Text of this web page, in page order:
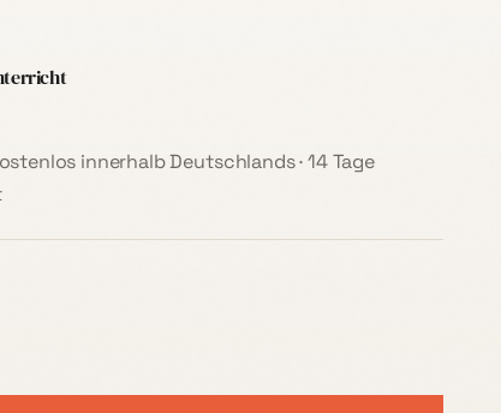
innerhalb Deutschlands · 14 Tage